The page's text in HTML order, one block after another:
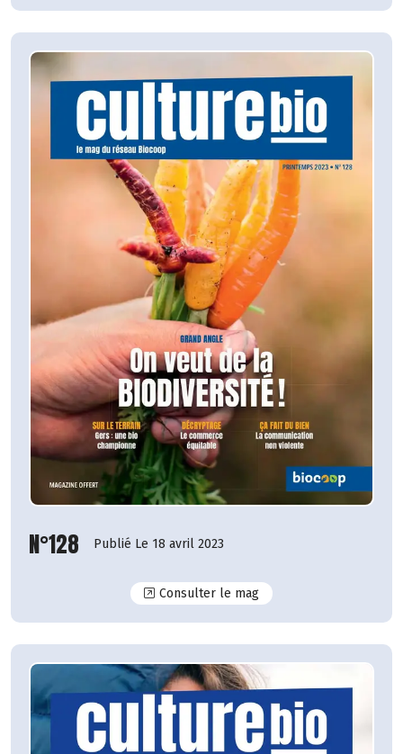
N°128 Publié Le 18 avril 2023
Consulter le magN°128